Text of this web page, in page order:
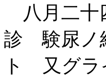
八月二
診 験尿ノ
ト 又グラ